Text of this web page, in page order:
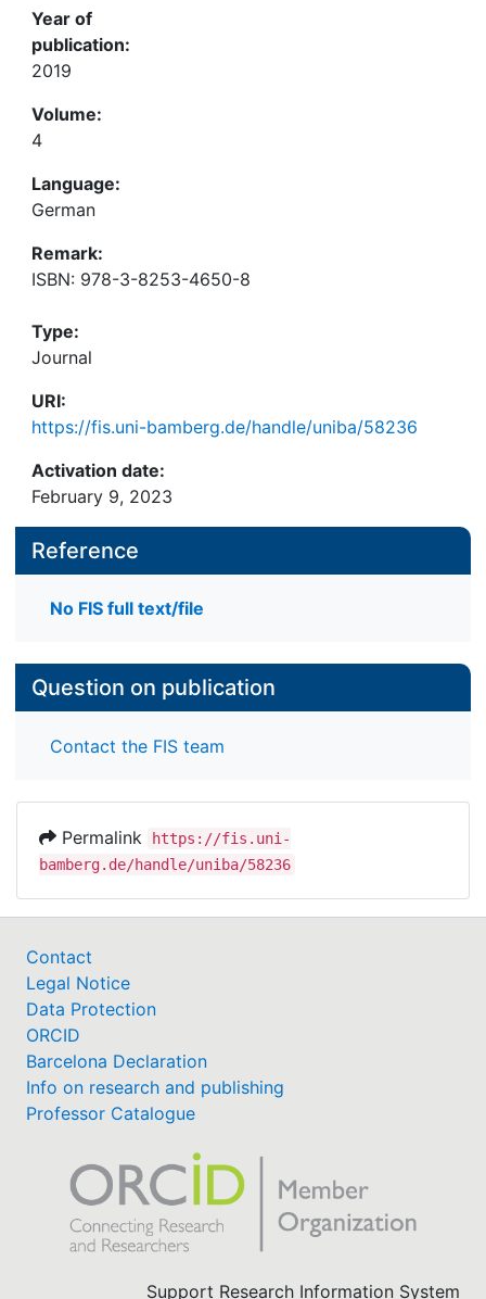
Year of
publication:
2019
Volume:
4
Language:
German
Remark:
ISBN: 978-3-8253-4650-8
Type:
Journal
URI:
https://fis.uni-bamberg.de/handle/uniba/58236
Activation date:
February 9, 2023
Reference
No FIS full text/file
Question on publication
Contact the FIS team
Permalink
https://fis.uni-
bamberg.de/handle/uniba/58236
Contact
Legal Notice
Data Protection
ORCID
Barcelona Declaration
Info on research and publishing
Professor Catalogue
Support Research Information System